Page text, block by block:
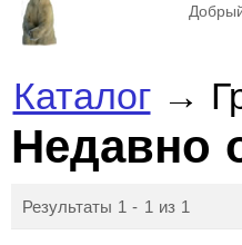
Каталог→
Недавно
Результаты 1 - 1 из 1